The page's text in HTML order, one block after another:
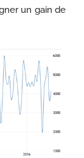
un gain de